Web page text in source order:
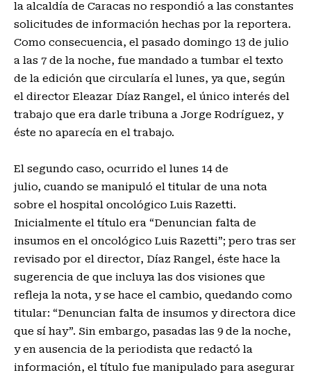
la alcaldía de Caracas no respondió a las constantes
solicitudes de información hechas por la reportera.
Como consecuencia, el pasado domingo 13 de julio
a las 7 de la noche, fue mandado a tumbar el texto
de la edición que circularía el lunes, ya que, según
el director Eleazar Díaz Rangel, el único interés del
trabajo que era darle tribuna a Jorge Rodríguez, y
éste no aparecía en el trabajo.
El segundo caso, ocurrido el lunes 14 de
julio, cuando se manipuló el titular de una nota
sobre el hospital oncológico Luis Razetti.
Inicialmente el título era “Denuncian falta de
insumos en el oncológico Luis Razetti”; pero tras ser
revisado por el director, Díaz Rangel, éste hace la
sugerencia de que incluya las dos visiones que
refleja la nota, y se hace el cambio, quedando como
titular: “Denuncian falta de insumos y directora dice
que sí hay”. Sin embargo, pasadas las 9 de la noche,
y en ausencia de la periodista que redactó la
información, el título fue manipulado para asegurar